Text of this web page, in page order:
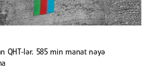
QHT-lər. 585 min manat nəyə